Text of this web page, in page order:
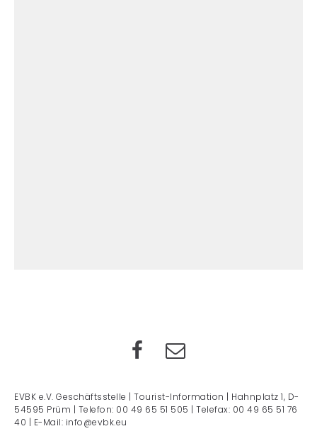
EVBK e.V. Geschäftsstelle | Tourist-Information | Hahnplatz 1, D-
54595 Prüm | Telefon: 00 49 65 51 505 | Telefax: 00 49 65 51 76
40 | E-Mail: info@evbk.eu